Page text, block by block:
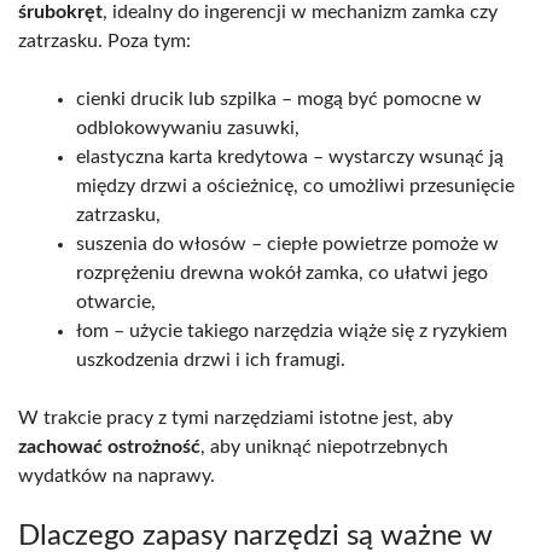
śrubokręt, idealny do ingerencji w mechanizm zamka czy
zatrzasku. Poza tym:
cienki drucik lub szpilka – mogą być pomocne w
odblokowywaniu zasuwki,
elastyczna karta kredytowa – wystarczy wsunąć ją
między drzwi a ościeżnicę, co umożliwi przesunięcie
zatrzasku,
suszenia do włosów – ciepłe powietrze pomoże w
rozprężeniu drewna wokół zamka, co ułatwi jego
otwarcie,
łom – użycie takiego narzędzia wiąże się z ryzykiem
uszkodzenia drzwi i ich framugi.
W trakcie pracy z tymi narzędziami istotne jest, aby
zachować ostrożność, aby uniknąć niepotrzebnych
wydatków na naprawy.
Dlaczego zapasy narzędzi są ważne w